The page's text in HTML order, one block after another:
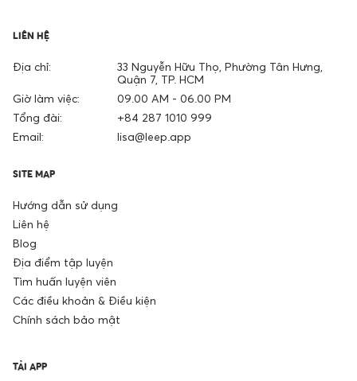
LIÊN HỆ
Địa chỉ:
33 Nguyễn Hữu Thọ, Phường Tân Hưng,
Quận 7, TP. HCM
Giờ làm việc:
09.00 AM - 06.00 PM
Tổng đài:
+84 287 1010 999
Email:
lisa@leep.app
SITE MAP
Hướng dẫn sử dụng
Liên hệ
Blog
Địa điểm tập luyện
Tìm huấn luyện viên
Các điều khoản & Điều kiện
Chính sách bảo mật
TẢI APP